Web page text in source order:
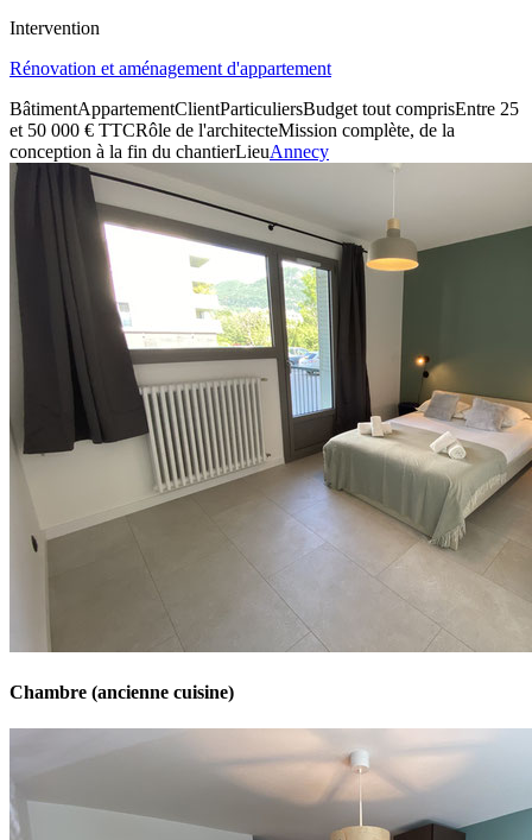
Intervention
Rénovation et aménagement d'appartement
BâtimentAppartementClientParticuliersBudget tout comprisEntre 25
et 50 000 € TTCRôle de l'architecteMission complète, de la
conception à la fin du chantierLieuAnnecy
Chambre (ancienne cuisine)